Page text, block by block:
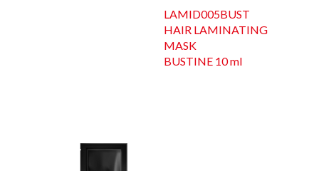
LAMID005BUST
HAIR LAMINATING
MASK
BUSTINE 10 ml